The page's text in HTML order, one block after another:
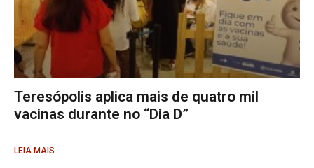
Teresópolis aplica mais de quatro mil
vacinas durante no “Dia D”
LEIA MAIS